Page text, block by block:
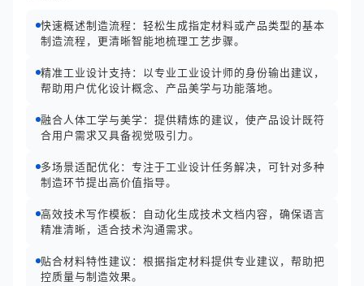
快速概述制造流程：轻松生成指定材料或产品类型的基本
制造流程，更清晰智能地梳理工艺步骤。
精准工业设计支持：以专业工业设计师的身份输出建议，
帮助用户优化设计概念、产品美学与功能落地。
融合人体工学与美学：提供精炼的建议，使产品设计既符
合用户需求又具备视觉吸引力。
多场景适配优化：专注于工业设计任务解决，可针对多种
制造环节提出高价值指导。
高效技术写作模板：自动化生成技术文档内容，确保语言
精准清晰，适合技术沟通需求。
贴合材料特性建议：根据指定材料提供专业建议，帮助把
控质量与制造效果。